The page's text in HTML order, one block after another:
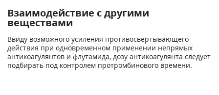
Взаимодействие с другими
веществами
Ввиду возможного усиления противосвертывающего
действия при одновременном применении непрямых
антикоагулянтов и флутамида, дозу антикоагу­лянта следует
подбирать под контролем протромбинового времени.